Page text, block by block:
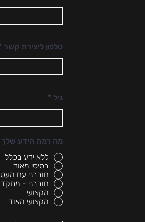
טלפון ליצירת קשר
גיל *
q
i
e
d
מה רמת הידע שלך
ללא ידע בכלל
בסיסי מאוד
חובבני עם מעט
חובבני -
מקצועי
מקצועי מאוד